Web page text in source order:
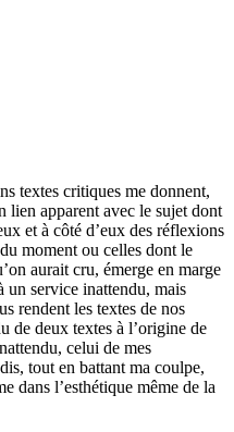
textes critiques me donnent,
lien apparent avec le sujet dont
et à côté d’eux des réflexions
moment ou celles dont le
aurait cru, émerge en marge
un service inattendu, mais
rendent les textes de nos
de deux textes à l’origine de
celui de mes
tout en battant ma coulpe,
dans l’esthétique même de la